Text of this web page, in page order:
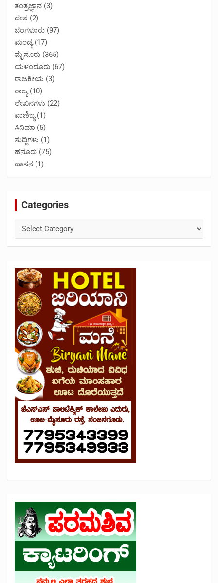
ತಂತ್ರಜ್ಞಾನ (3)
ದೇಶ (2)
ಬೆಂಗಳೂರು (97)
ಮಂಡ್ಯ(17)
ಮೈಸೂರು (365)
ಯಳಂದೂರು (67)
ರಾಜಕೀಯ (3)
ರಾಜ್ಯ(10)
ಲೇಖನಗಳು (22)
ವಾಣಿಜ್ಯ(1)
ಸಿನಿಮಾ (5)
ಸುದ್ದಿಗಳು (1)
ಹನೂರು (75)
ಹಾಸನ (1)
Categories